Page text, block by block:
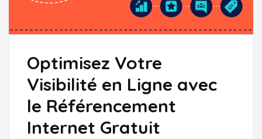
Optimisez Votre
Visibilité en Ligne avec
le Référencement
Internet Gratuit